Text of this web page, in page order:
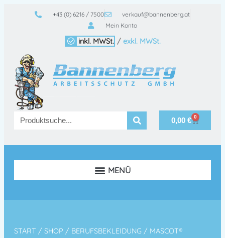
+43 (0) 6216 / 7500
verkauf@bannenberg.at
Mein Konto
inkl. MWSt. / exkl. MWSt.
0,00 € 0
START / SHOP / BERUFSBEKLEIDUNG / MASCOT®